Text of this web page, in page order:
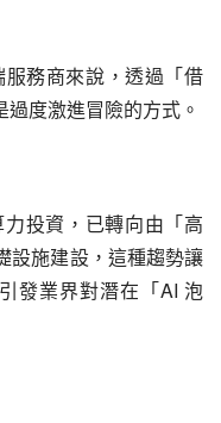
務商來說，透過「借
度激進冒險的方式。
投資，已轉向由「高
設施建設，這種趨勢讓
發業界對潛在「AI 泡